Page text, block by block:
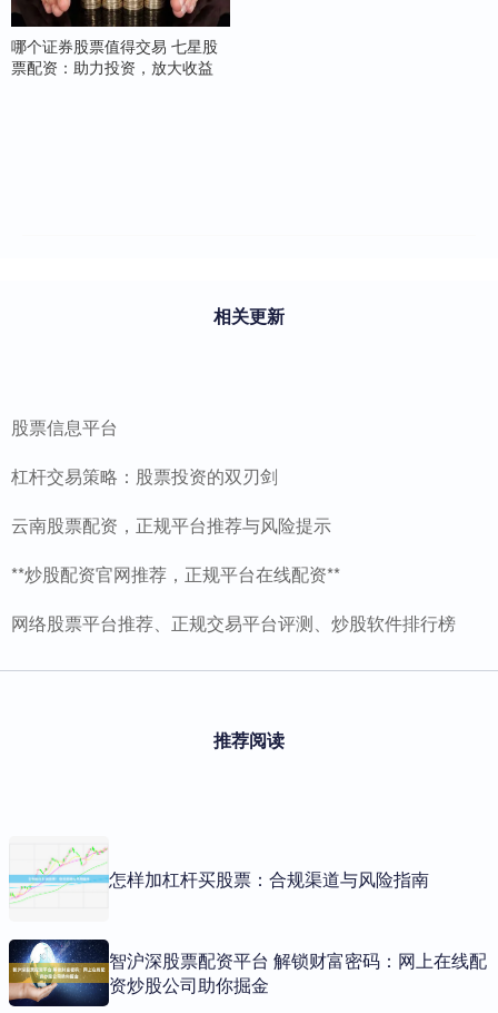
哪个证券股票值得交易 七星股
票配资：助力投资，放大收益
相关更新
股票信息平台
杠杆交易策略：股票投资的双刃剑
云南股票配资，正规平台推荐与风险提示
**炒股配资官网推荐，正规平台在线配资**
网络股票平台推荐、正规交易平台评测、炒股软件排行榜
推荐阅读
怎样加杠杆买股票：合规渠道与风险指南
智沪深股票配资平台 解锁财富密码：网上在线配
资炒股公司助你掘金